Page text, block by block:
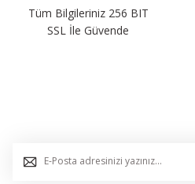
Tüm Bilgileriniz 256 BIT
SSL İle Güvende